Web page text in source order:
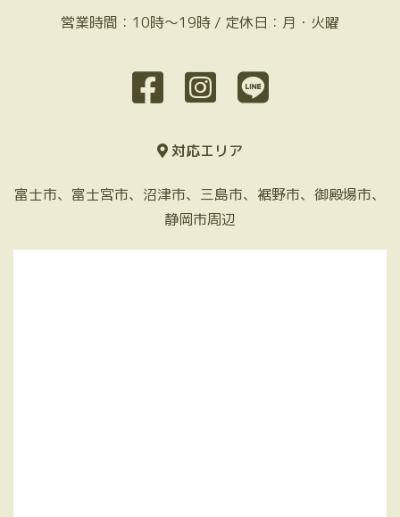
営業時間：10時～19時 / 定休日：月・火曜
対応エリア
富士市、富士宮市、沼津市、三島市、裾野市、御殿場市、
静岡市周辺